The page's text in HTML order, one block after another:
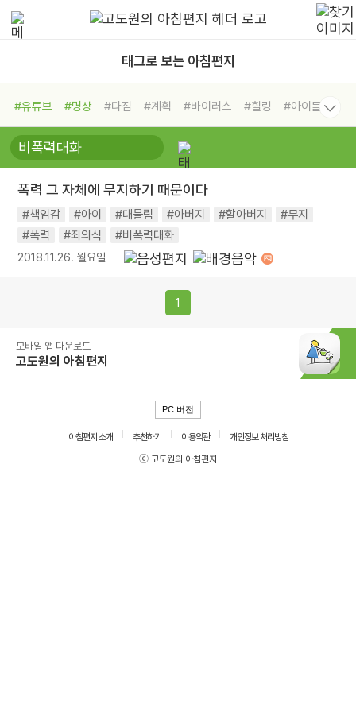
태그로 보는 아침편지
#유튜브 #명상 #다짐 #계획 #바이러스 #힐링
#아이들
#비전캠프
#독서캠프 #삶
#희망
#나눔 #친구 #링컨학교
#독서
#건강 #면역력
폭력 그 자체에 무지하기 때문이다
#책임감 #아이 #대물림 #아버지 #할아버지
#무지
#폭력
#죄의식 #비폭력대화
2018.11.26. 월요일
1
모바일 앱 다운로드
고도원의 아침편지
PC 버전
아침편지 소개 추천하기 이용약관
개인정보 처리방침
ⓒ 고도원의 아침편지